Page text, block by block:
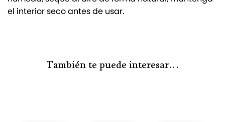
el interior seco antes de usar.
También te puede interesar…